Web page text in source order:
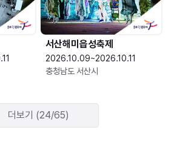
서산해미읍성축제
2026.10.09~2026.10.11
충청남도 서산시
더보기 (24/65)